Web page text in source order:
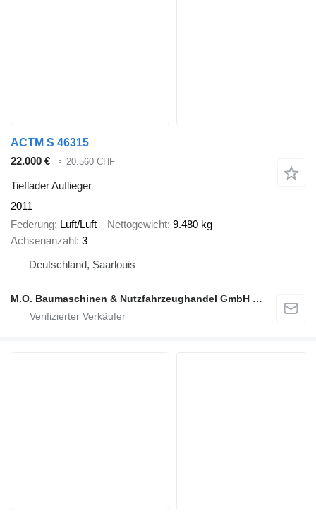
ACTM S 46315
22.000 €
≈ 20.560 CHF
Tieflader Auflieger
2011
Federung Luft/Luft Nettogewicht 9.480 kg
Achsenanzahl 3
Deutschland, Saarlouis
M.O. Baumaschinen & Nutzfahrzeughandel GmbH & CO.